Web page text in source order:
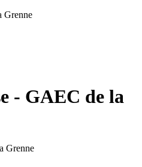
Grenne
- GAEC de la